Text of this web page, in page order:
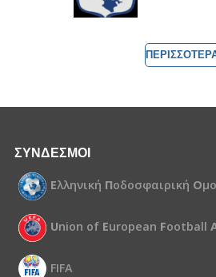
ΣΥΝΔΕΣΜΟΙ
Ελληνική Ποδοσφαιρική Ο
Union of European Football
FIFA